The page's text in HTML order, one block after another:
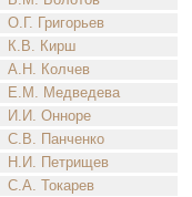
О.Г. Григорьев
К.В. Кирш
А.Н. Колчев
Е.М. Медведева
И.И. Онноре
С.В. Панченко
Н.И. Петрищев
С.А. Токарев